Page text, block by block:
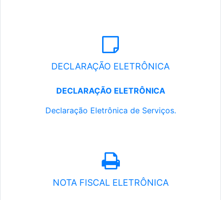
DECLARAÇÃO ELETRÔNICA
DECLARAÇÃO ELETRÔNICA
Declaração Eletrônica de Serviços.
NOTA FISCAL ELETRÔNICA